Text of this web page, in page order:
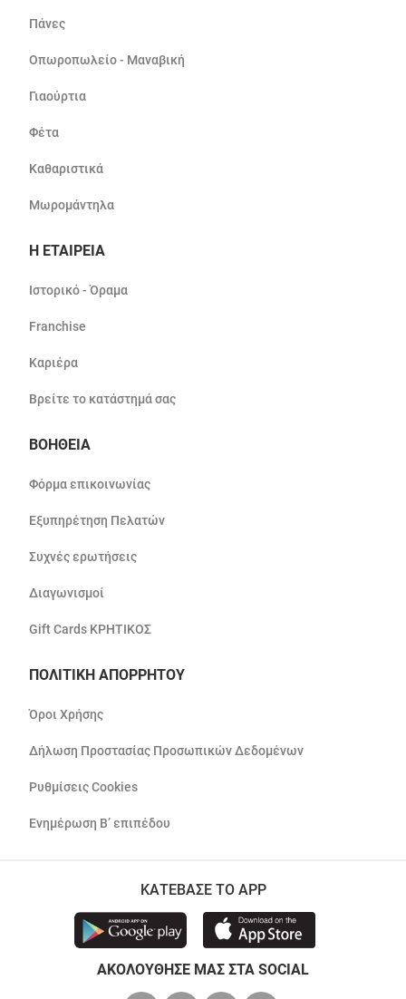
Πάνες
Οπωροπωλείο - Μαναβική
Γιαούρτια
Φέτα
Καθαριστικά
Μωρομάντηλα
Η ΕΤΑΙΡΕΙΑ
Ιστορικό - Όραμα
Franchise
Καριέρα
Βρείτε το κατάστημά σας
ΒΟΗΘΕΙΑ
Φόρμα επικοινωνίας
Εξυπηρέτηση Πελατών
Συχνές ερωτήσεις
Διαγωνισμοί
Gift Cards ΚΡΗΤΙΚΟΣ
ΠΟΛΙΤΙΚΗ ΑΠΟΡΡΗΤΟΥ
Όροι Χρήσης
Δήλωση Προστασίας Προσωπικών Δεδομένων
Ρυθμίσεις Cookies
Ενημέρωση Β’ επιπέδου
ΚΑΤΕΒΑΣΕ ΤΟ APP
ΑΚΟΛΟΥΘΗΣΕ ΜΑΣ ΣΤΑ SOCIAL